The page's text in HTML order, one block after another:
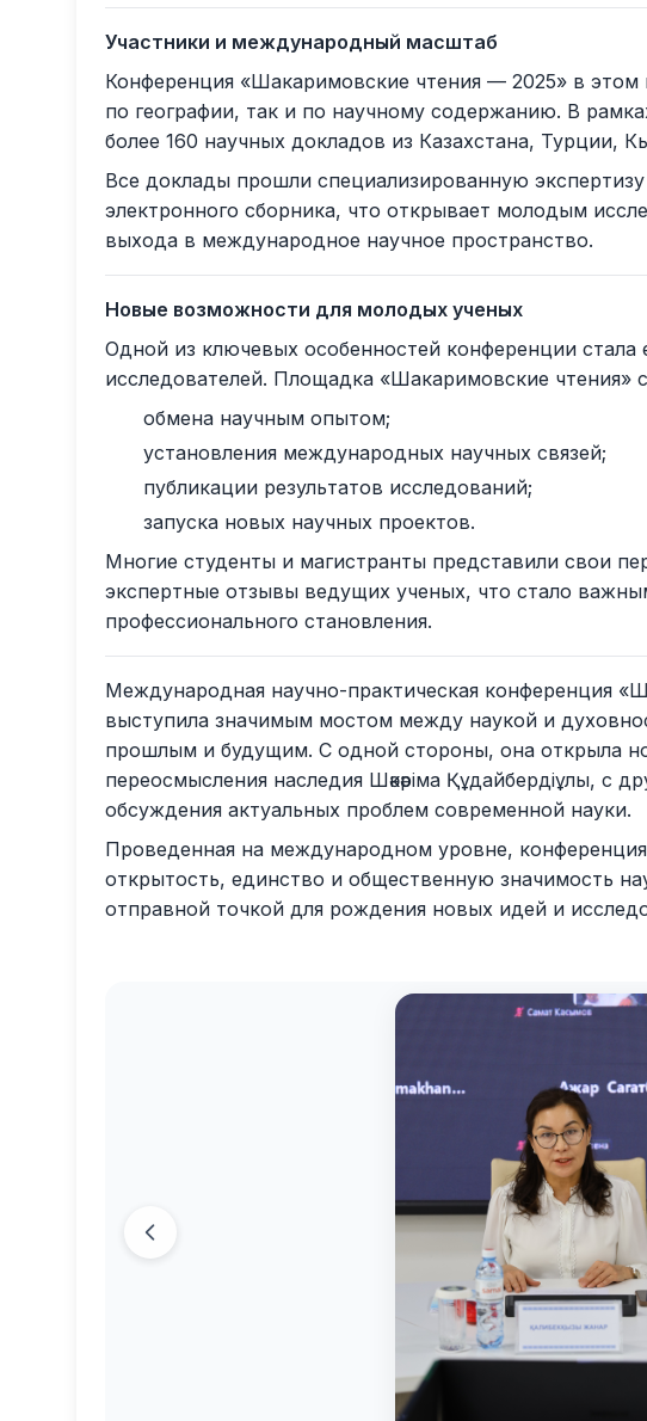
Участники и международный масштаб
Конференция «Шакаримовские чтения — 2025» в этом
по географии, так и по научному содержанию. В
более 160 научных докладов из Казахстана, Турции,
Все доклады прошли специализированную
электронного сборника, что открывает молодым
выхода в международное научное пространство.
Новые возможности для молодых ученых
Одной из ключевых особенностей конференции
исследователей. Площадка «Шакаримовские чтения»
обмена научным опытом;
установления международных научных связей;
публикации результатов исследований;
запуска новых научных проектов.
Многие студенты и магистранты представили свои
экспертные отзывы ведущих ученых, что стало
профессионального становления.
Международная научно-практическая конференция
выступила значимым мостом между наукой и
прошлым и будущим. С одной стороны, она открыла
переосмысления наследия Шәкәріма Құдайбердіұлы, с
обсуждения актуальных проблем современной науки.
Проведенная на международном уровне,
открытость, единство и общественную значимость
отправной точкой для рождения новых идей и